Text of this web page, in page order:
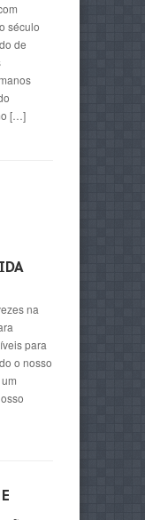
século
de
[…]
na
para
o nosso